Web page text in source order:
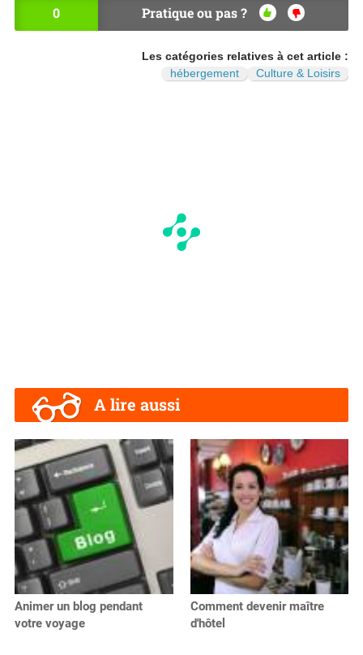
0 Pratique ou pas ?
OU
NO
N
Les catégories relatives à cet article :
hébergement
Culture & Loisirs
A lire aussi
Animer un blog pendant
votre voyage
Comment devenir maître
d'hôtel